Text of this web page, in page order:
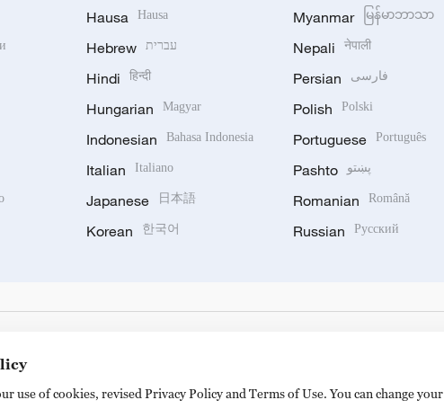
Hausa Hausa
Hebrew עברית
Hindi हिन्दी
Hungarian Magyar
Indonesian Bahasa Indonesia
Italian Italiano
Japanese 日本語
Korean 한국어
Myanmar မြန်မာဘာသာ
Nepali नेपाली
Persian فارسی
Polish Polski
Portuguese Português
Pashto پښتو
Romanian Română
Russian Русский
use of cookies, revised Privacy Policy and Terms of Use. You can change your